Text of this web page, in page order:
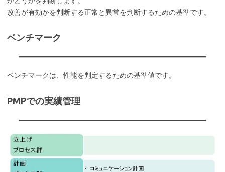
改善が有効かを判断する正常と異常を判断するための基準です。
ベンチマーク
ベンチマークは、性能を判定するための基準値です。
PMPでの実績管理